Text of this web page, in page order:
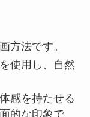
方法です。
使用し、自然
感を持たせる
的な印象で